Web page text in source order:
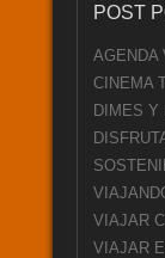
POST
AGENDA
CINEMA
DIMES Y
VIAJAR
VIAJAR